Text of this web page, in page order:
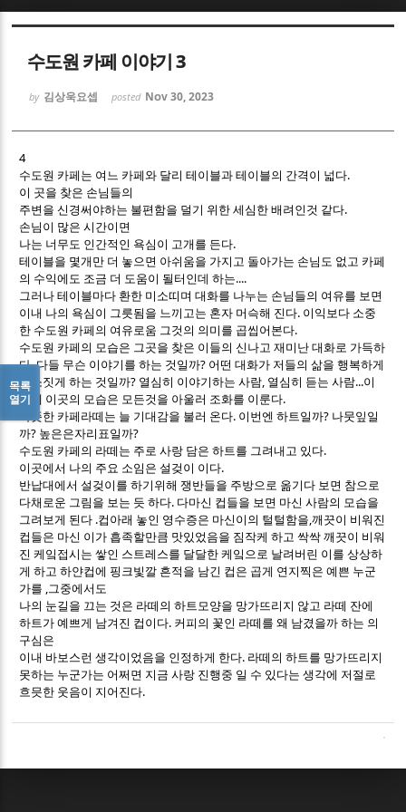
수도원 카페 이야기 3
by 김상욱요셉 posted Nov 30, 2023
4
수도원 카페는 여느 카페와 달리 테이블과 테이블의 간격이 넓다.
이 곳을 찾은 손님들의
주변을 신경써야하는 불편함을 덜기 위한 세심한 배려인것 같다.
손님이 많은 시간이면
나는 너무도 인간적인 욕심이 고개를 든다.
테이블을 몇개만 더 놓으면 아쉬움을 가지고 돌아가는 손님도 없고 카페
의 수익에도 조금 더 도움이 될터인데 하는....
그러나 테이블마다 환한 미소띠며 대화를 나누는 손님들의 여유를 보면
이내 나의 욕심이 그릇됨을 느끼고는 혼자 머슥해 진다. 이익보다 소중
한 수도원 카페의 여유로움 그것의 의미를 곱씹어본다.
수도원 카페의 모습은 그곳을 찾은 이들의 신나고 재미난 대화로 가득하
다. 다들 무슨 이야기를 하는 것일까? 어떤 대화가 저들의 삶을 행복하게
미소짓게 하는 것일까? 열심히 이야기하는 사람, 열심히 듣는 사람...이
렇게 이곳의 모습은 모든것을 아울러 조화를 이룬다.
따뜻한 카페라떼는 늘 기대감을 불러 온다. 이번엔 하트일까? 나뭇잎일
까? 높은은자리표일까?
수도원 카페의 라떼는 주로 사랑 담은 하트를 그려내고 있다.
이곳에서 나의 주요 소임은 설겆이 이다.
반납대에서 설겆이를 하기위해 쟁반들을 주방으로 옮기다 보면 참으로
다채로운 그림을 보는 듯 하다. 다마신 컵들을 보면 마신 사람의 모습을
그려보게 된다 .컵아래 놓인 영수증은 마신이의 털털함을,깨끗이 비워진
컵들은 마신 이가 흡족할만큼 맛있었음을 짐작케 하고 싹싹 깨끗이 비워
진 케잌접시는 쌓인 스트레스를 달달한 케잌으로 날려버린 이를 상상하
게 하고 하얀컵에 핑크빛깔 흔적을 남긴 컵은 곱게 연지찍은 예쁜 누군
가를 ,그중에서도
나의 눈길을 끄는 것은 라떼의 하트모양을 망가뜨리지 않고 라떼 잔에
하트가 예쁘게 남겨진 컵이다. 커피의 꽃인 라떼를 왜 남겼을까 하는 의
구심은
이내 바보스런 생각이었음을 인정하게 한다. 라떼의 하트를 망가뜨리지
못하는 누군가는 어쩌면 지금 사랑 진행중 일 수 있다는 생각에 저절로
흐믓한 웃음이 지어진다.
목록
열기
Sketchbook5, 스케치북5
Sketchbook5, 스케치북5
Sketchbook5, 스케치북5
Sketchbook5, 스케치북5